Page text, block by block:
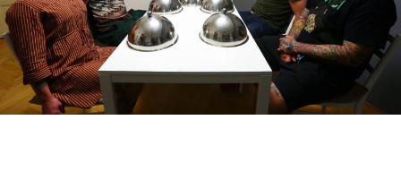
Cool Esport
Pořady
TV Program
pomazánka. Zápasníci budou v kuchyni nervózní,
a tak využijí veškerou pomoc, kterou jim jejich
okolí poskytne.